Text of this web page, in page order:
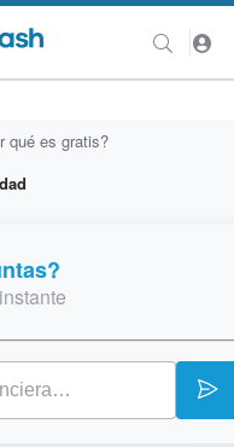
qué es gratis?